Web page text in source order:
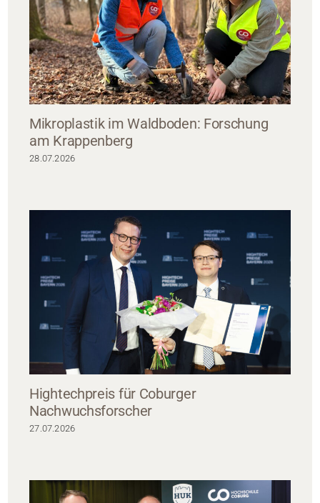
Mikroplastik im Waldboden: Forschung
am Krappenberg
28.07.2026
Hightechpreis für Coburger
Nachwuchsforscher
27.07.2026